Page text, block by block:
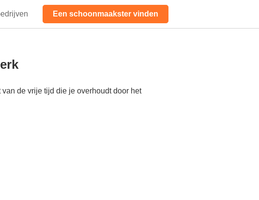
Een schoonmaakster vinden
de vrije tijd die je overhoudt door het